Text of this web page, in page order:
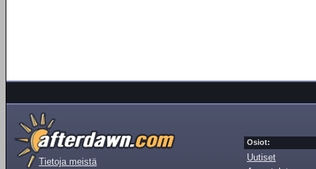
Tietoja meistä
Osiot:
Uutiset